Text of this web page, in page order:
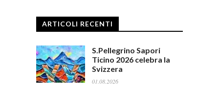
ARTICOLI RECENTI
S.Pellegrino Sapori
Ticino 2026 celebra la
Svizzera
01.08.2026